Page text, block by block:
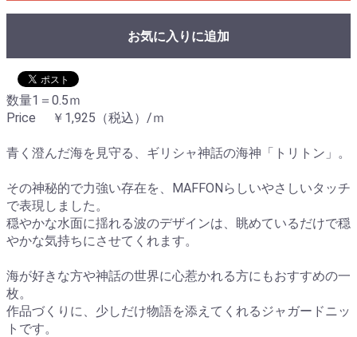
お気に入りに追加
数量1＝0.5ｍ
Price ￥1,925（税込）/ｍ
青く澄んだ海を見守る、ギリシャ神話の海神「トリトン」。
その神秘的で力強い存在を、MAFFONらしいやさしいタッチ
で表現しました。
穏やかな水面に揺れる波のデザインは、眺めているだけで穏
やかな気持ちにさせてくれます。
海が好きな方や神話の世界に心惹かれる方にもおすすめの一
枚。
作品づくりに、少しだけ物語を添えてくれるジャガードニッ
トです。